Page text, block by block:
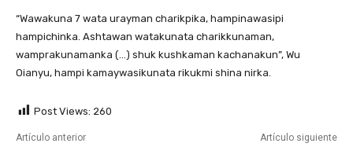
“Wawakuna 7 wata urayman charikpika, hampinawasipi
hampichinka. Ashtawan watakunata charikkunaman,
wamprakunamanka (…) shuk kushkaman kachanakun”, Wu
Oianyu, hampi kamaywasikunata rikukmi shina nirka.
Post Views: 260
Artículo anterior Artículo siguiente